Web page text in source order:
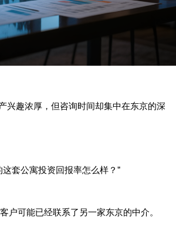
兴趣浓厚，但咨询时间却集中在东京的深
套公寓投资回报率怎么样？"
可能已经联系了另一家东京的中介。